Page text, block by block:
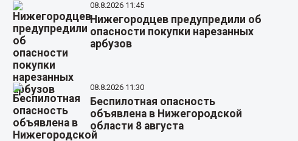
08.8.2026 11:45
Нижегородцев предупредили об
опасности покупки нарезанных
арбузов
08.8.2026 11:30
Беспилотная опасность
объявлена в Нижегородской
области 8 августа